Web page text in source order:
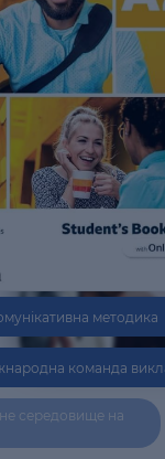
методика
команда
середовище на